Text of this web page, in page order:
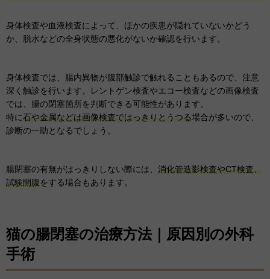
身体検査や血液検査によって、ほかの疾患が隠れていないかどう
か、脱水などの全身状態の悪化がないか確認を行います。
身体検査では、腸内異物が腹部触診で触れることもあるので、注意
深く触診を行います。レントゲン検査やエコー検査などの画像検査
では、腸の閉塞箇所を判断できる可能性があります。
特に石や金属などは画像検査ではっきりとうつる場合が多いので、
診断の一助となるでしょう。
腸閉塞の有無がはっきりしない際には、 消化管造影検査やCT検査、
試験開腹をする場合もあります。
猫の腸閉塞の治療方法｜原因別の外科
手術